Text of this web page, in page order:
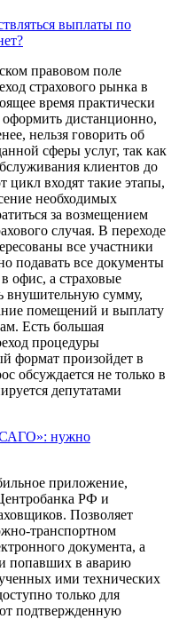
выплаты по
правовом поле
страхового рынка в
время практически
дистанционно,
нельзя говорить об
сферы услуг, так как
клиентов до
цикл входят такие этапы,
необходимых
за возмещением
случая. В переходе
все участники
подавать все документы
офис, а страховые
внушительную сумму,
помещений и выплату
Есть большая
процедуры
формат произойдет в
обсуждается не только в
депутатами
нужно
приложение,
РФ и
Позволяет
транспортном
документа, а
попавших в аварию
ими технических
только для
подтвержденную